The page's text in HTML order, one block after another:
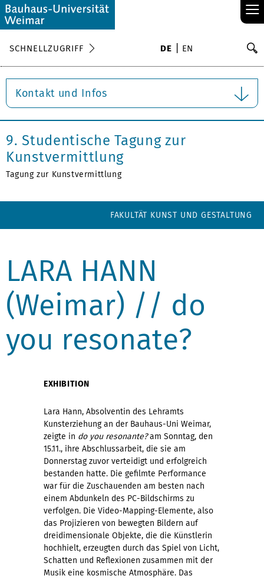
≡
SCHNELLZUGRIFF DE EN
Kontakt und Infos
9. Studentische Tagung zur
Kunstvermittlung
Tagung zur Kunstvermittlung
FAKULTÄT KUNST UND GESTALTUNG
LARA HANN
(Weimar) // do
you resonate?
EXHIBITION
Lara Hann, Absolventin des Lehramts
Kunsterziehung an der Bauhaus-Uni Weimar,
zeigte in do you resonante?am Sonntag, den
15.11., ihre Abschlussarbeit, die sie am
Donnerstag zuvor verteidigt und erfolgreich
bestanden hatte. Die gefilmte Performance
war für die Zuschauenden am besten nach
einem Abdunkeln des PC-Bildschirms zu
verfolgen. Die Video-Mapping-Elemente, also
das Projizieren von bewegten Bildern auf
dreidimensionale Objekte, die die Künstlerin
hochhielt, erzeugten durch das Spiel von Licht,
Schatten und Reflexionen zusammen mit der
Musik eine kosmische Atmosphäre. Das